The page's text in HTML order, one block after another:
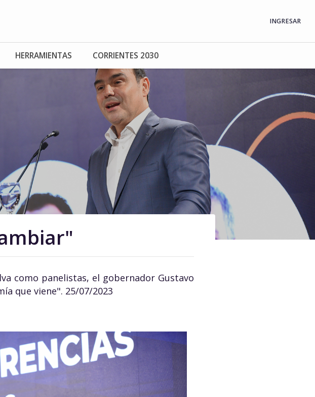
INGRESAR
HERRAMIENTAS CORRIENTES 2030
como panelistas, el gobernador Gustavo
que viene". 25/07/2023